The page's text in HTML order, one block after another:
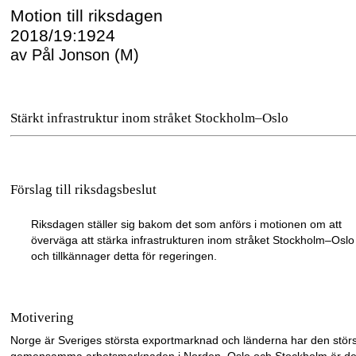
Motion till riksdagen
2018/19:1924
av Pål Jonson (M)
Stärkt infrastruktur inom stråket Stockholm–Oslo
Förslag till riksdagsbeslut
Riksdagen ställer sig bakom det som anförs i motionen om att
överväga att stärka infrastrukturen inom stråket Stockholm–Oslo
och tillkännager detta för regeringen.
Motivering
Norge är Sveriges största exportmarknad och länderna har den